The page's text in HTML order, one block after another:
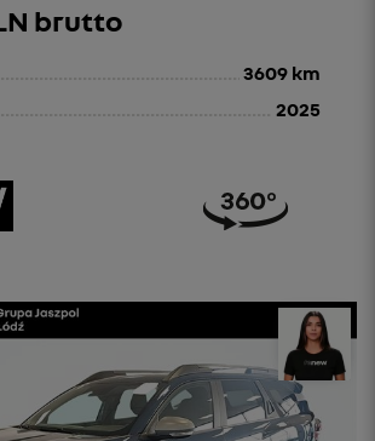
brutto
3609 km
2025